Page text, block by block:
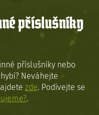
příslušníky
příslušníky nebo
Neváhejte
zde. Podívejte se
.